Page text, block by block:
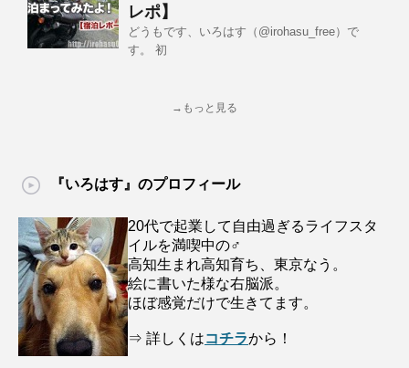
レポ】
どうもです、いろはす（@irohasu_free）で
す。 初
→もっと見る
『いろはす』のプロフィール
20代で起業して自由過ぎるライフスタ
イルを満喫中の♂
高知生まれ高知育ち、東京なう。
絵に書いた様な右脳派。
ほぼ感覚だけで生きてます。
⇒ 詳しくはコチラから！